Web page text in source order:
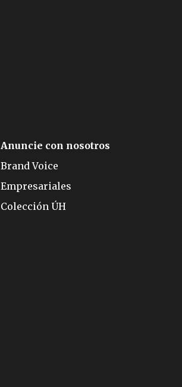
Anuncie con nosotros
Brand Voice
Empresariales
Colección ÚH